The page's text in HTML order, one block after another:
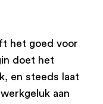
het goed voor
doet het
en steeds laat
aan